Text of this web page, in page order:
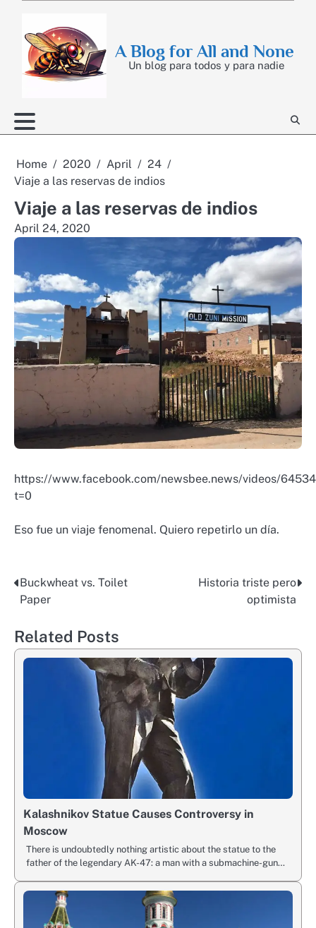
content
A Blog for All and None
Un blog para todos y para nadie
Home 2020 April
24
Viaje a las reservas de indios
Viaje a las reservas de indios
April 24, 2020
https://www.facebook.com/newsbee.news/videos/
t=0
Eso fue un viaje fenomenal. Quiero repetirlo un día.
Post
navigation
Buckwheat vs. Toilet
Paper
Historia triste pero
optimista
Related Posts
Kalashnikov Statue Causes Controversy in
Moscow
There is undoubtedly nothing artistic about the statue to the
father of the legendary AK-47: a man with a submachine-gun…